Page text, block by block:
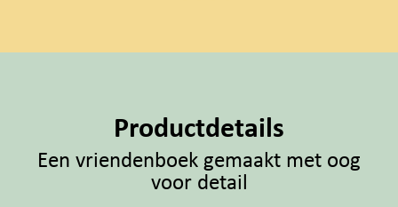
Productdetails
Een vriendenboek gemaakt met oog
voor detail